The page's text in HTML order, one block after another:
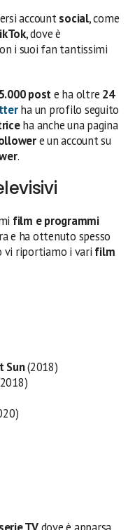
accountsocial, come
, dove è
i suoi fan tantissimi
5.000 poste ha oltre 24
ha un profilo seguito
ha anche una pagina
e un account su
.
film e programmi
e ha ottenuto spesso
vi riportiamo i vari film
Sun(2018)